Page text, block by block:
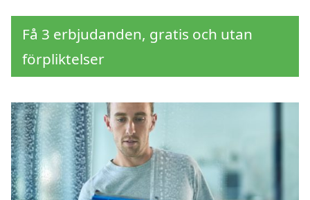
Få 3 erbjudanden, gratis och utan
förpliktelser